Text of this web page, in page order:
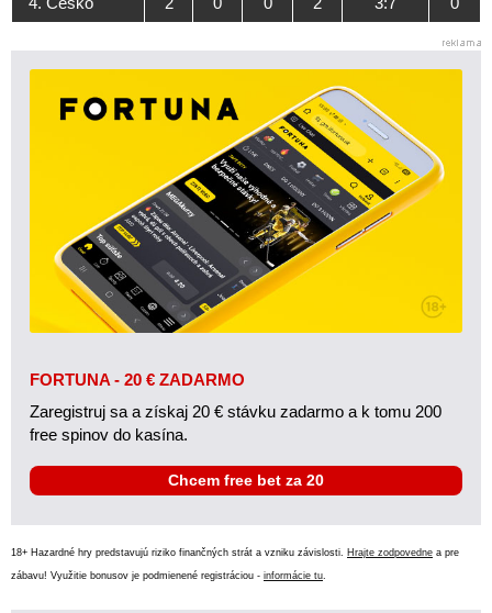
FORTUNA - 20 € ZADARMO
Zaregistruj sa a získaj 20 € stávku zadarmo a k tomu 200
free spinov do kasína.
Chcem free bet za 20
18+ Hazardné hry predstavujú riziko finančných strát a vzniku závislosti. Hrajte zodpovedne a pre
zábavu! Využitie bonusov je podmienené registráciou - informácie tu.